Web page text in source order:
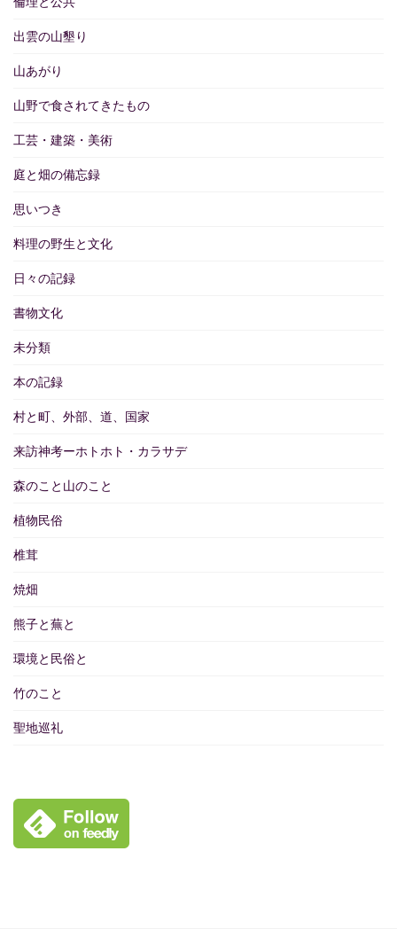
出雲の山墾り
山あがり
山野で食されてきたもの
工芸・建築・美術
庭と畑の備忘録
思いつき
料理の野生と文化
日々の記録
書物文化
未分類
本の記録
村と町、外部、道、国家
来訪神考ーホトホト・カラサデ
森のこと山のこと
植物民俗
椎茸
焼畑
熊子と蕪と
環境と民俗と
竹のこと
聖地巡礼